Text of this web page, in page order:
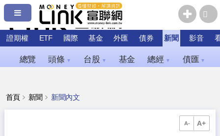
證期權 ETF 國際 基金 外匯 債券 新聞 影音
總覽 頭條 ▼ 台股 ▼ 基金 總經 ▼ 債匯 ▼
首頁 新聞 新聞內文
A- A+